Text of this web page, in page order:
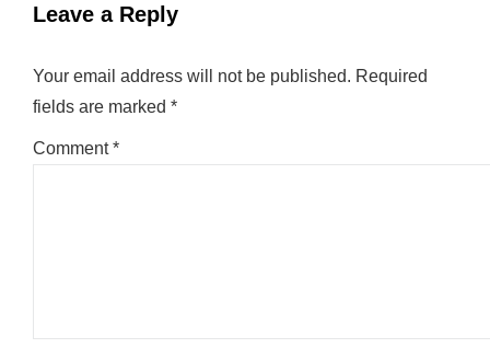
Leave a Reply
Your email address will not be published. Required
fields are marked *
Comment*